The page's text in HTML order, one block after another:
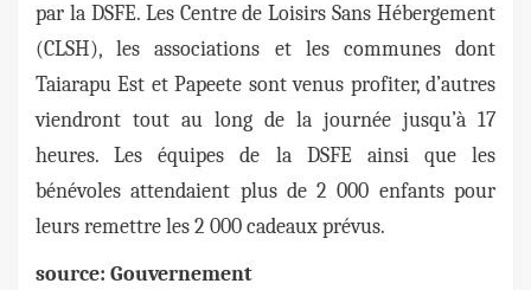
par la DSFE. Les Centre de Loisirs Sans Hébergement
(CLSH), les associations et les communes dont
Taiarapu Est et Papeete sont venus profiter, d’autres
viendront tout au long de la journée jusqu’à 17
heures. Les équipes de la DSFE ainsi que les
bénévoles attendaient plus de 2 000 enfants pour
leurs remettre les 2 000 cadeaux prévus.
source: Gouvernement